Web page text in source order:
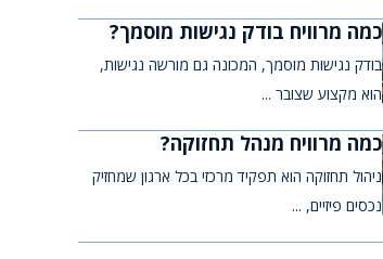
כמה מרוויח בודק נגישות מוסמך?
בודק נגישות מוסמך, המכונה גם מורשה נגישות,
הוא מקצוע שצובר ...
כמה מרוויח מנהל תחזוקה?
ניהול תחזוקה הוא תפקיד מרכזי בכל ארגון שמחזיק
נכסים פיזיים, ...